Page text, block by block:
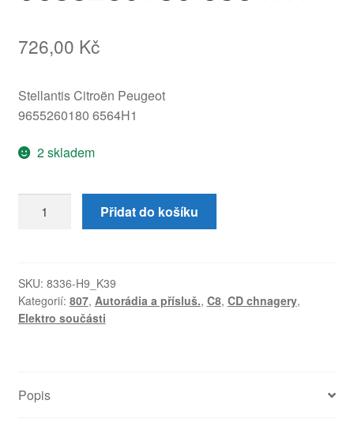
726,00 Kč
Stellantis Citroën Peugeot
9655260180 6564H1
2 skladem
Měnič
Peugeot
9655260180
6564H1
Přidat do košíku
SKU: 8336-H9_K39
Kategorií: 807, Autorádia a přísluš., C8, CD chnagery,
Elektro součásti
Popis